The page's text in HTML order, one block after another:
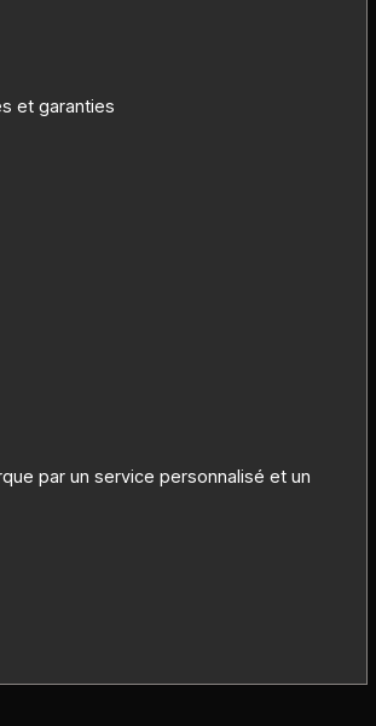
et garanties
par un service personnalisé et un